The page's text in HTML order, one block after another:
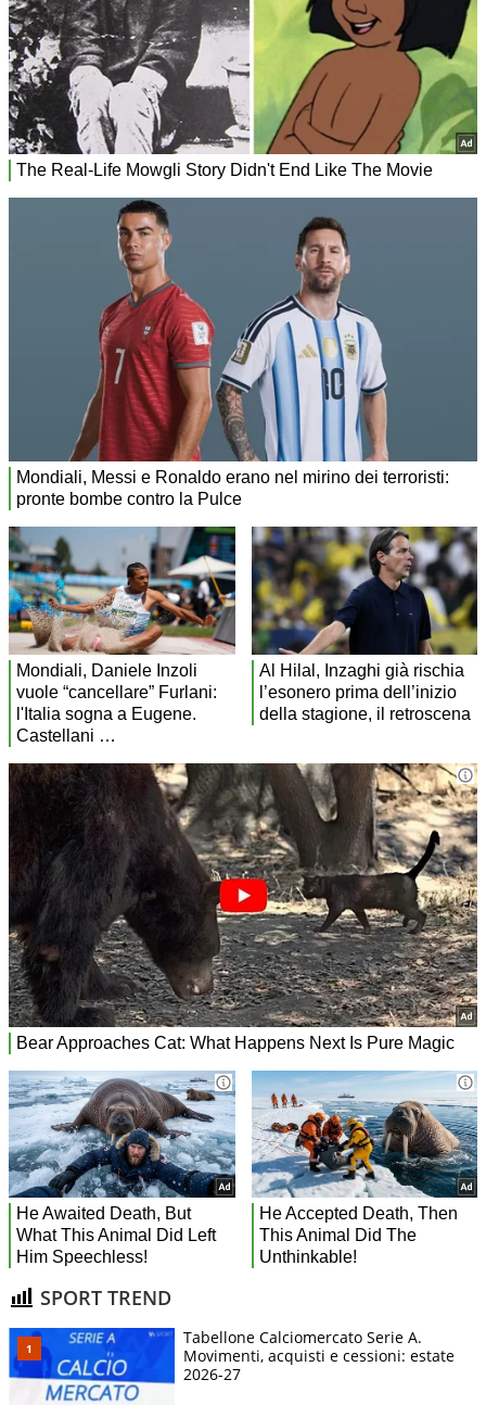
SPORT TREND
Tabellone Calciomercato Serie A.
Movimenti, acquisti e cessioni: estate
2026-27